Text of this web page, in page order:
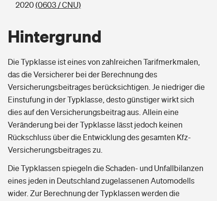
2020(0603 / CNU)
Hintergrund
Die Typklasse ist eines von zahlreichen Tarifmerkmalen,
das die Versicherer bei der Berechnung des
Versicherungsbeitrages berücksichtigen. Je niedriger die
Einstufung in der Typklasse, desto günstiger wirkt sich
dies auf den Versicherungsbeitrag aus. Allein eine
Veränderung bei der Typklasse lässt jedoch keinen
Rückschluss über die Entwicklung des gesamten Kfz-
Versicherungsbeitrages zu.
Die Typklassen spiegeln die Schaden- und Unfallbilanzen
eines jeden in Deutschland zugelassenen Automodells
wider. Zur Berechnung der Typklassen werden die